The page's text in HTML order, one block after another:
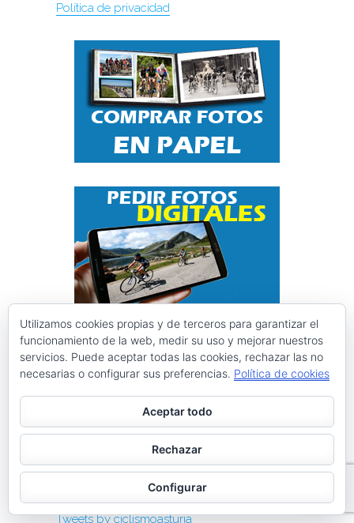
Política de privacidad
Instagram @ciclismoasturias
ciclismoasturias
Roberto Menéndez Mateos
Cargar más Seguir en Instagram
Tweets by ciclismoasturia
Utilizamos cookies propias y de terceros para garantizar el
funcionamiento de la web, medir su uso y mejorar nuestros
servicios. Puede aceptar todas las cookies, rechazar las no
necesarias o configurar sus preferencias. Política de cookies
Aceptar todo
Rechazar
Configurar